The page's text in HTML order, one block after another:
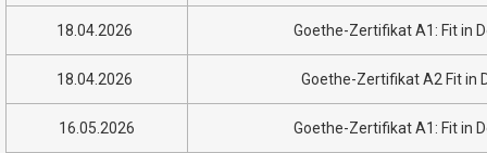
18.04.2026 Goethe-Zertifikat A1: Fit in
18.04.2026 Goethe-Zertifikat A2 Fit in
16.05.2026 Goethe-Zertifikat A1: Fit in